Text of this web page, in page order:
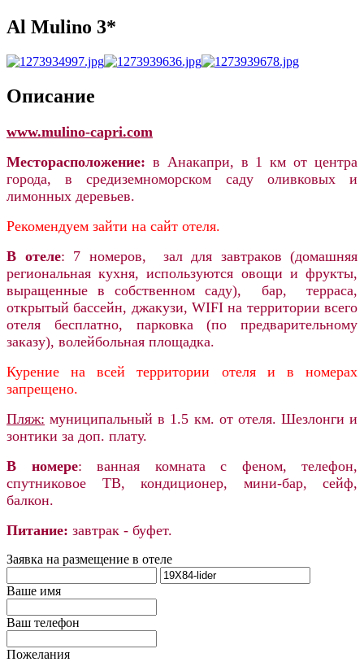
Al Mulino 3*
Описание
www.mulino-capri.com
Месторасположение: в Анакапри, в 1 км от центра
города, в средиземноморском саду оливковых и
лимонных деревьев.
Рекомендуем зайти на сайт отеля.
В отеле: 7 номеров, зал для завтраков (домашняя
региональная кухня, используются овощи и фрукты,
выращенные в собственном саду), бар,
терраса,
открытый бассейн, джакузи, WIFI на территории всего
отеля бесплатно, парковка (по предварительному
заказу), волейбольная площадка.
Курение на всей территории отеля и в номерах
запрещено.
Пляж: муниципальный в 1.5 км. от отеля. Шезлонги и
зонтики за доп. плату.
В номере: ванная комната с феном, телефон,
спутниковое ТВ, кондиционер, мини-бар, сейф,
балкон.
Питание: завтрак - буфет.
Заявка на размещение в отеле
Ваше имя
Ваш телефон
Пожелания